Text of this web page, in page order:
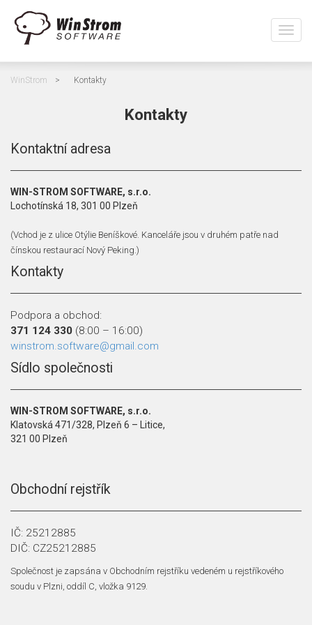
WinStrom > Kontakty
Kontakty
Kontaktní adresa
WIN-STROM SOFTWARE, s.r.o.
Lochotínská 18, 301 00 Plzeň
(Vchod je z ulice Otýlie Beníškové. Kanceláře jsou v druhém patře nad
čínskou restaurací Nový Peking.)
Kontakty
Podpora a obchod:
371 124 330 (8:00 – 16:00)
winstrom.software@gmail.com
Sídlo společnosti
WIN-STROM SOFTWARE, s.r.o.
Klatovská 471/328, Plzeň 6 – Litice,
321 00 Plzeň
Obchodní rejstřík
IČ: 25212885
DIČ: CZ25212885
Společnost je zapsána v Obchodním rejstříku vedeném u rejstříkového
soudu v Plzni, oddíl C, vložka 9129.